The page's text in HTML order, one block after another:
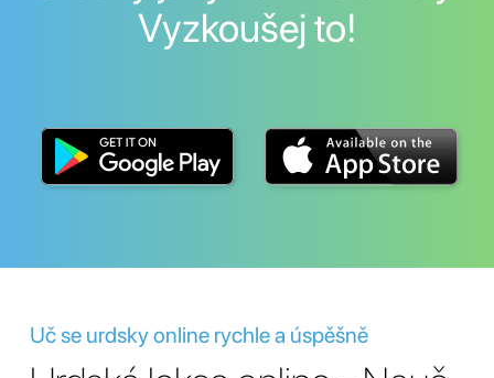
Vyzkoušej to!
Uč se urdsky online rychle a úspěšně